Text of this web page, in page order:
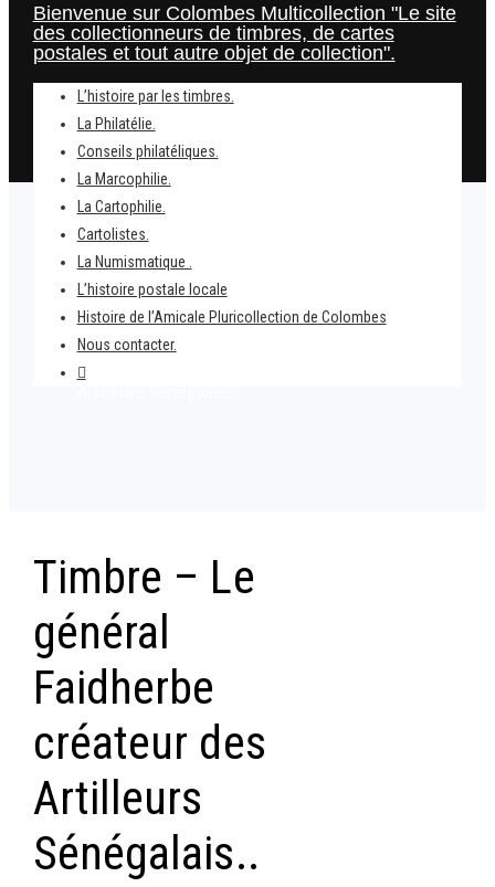
Bienvenue sur Colombes Multicollection "Le site
des collectionneurs de timbres, de cartes
postales et tout autre objet de collection".
L’histoire par les timbres.
La Philatélie.
Conseils philatéliques.
La Marcophilie.
La Cartophilie.
Cartolistes.
La Numismatique .
L’histoire postale locale
Histoire de l’Amicale Pluricollection de Colombes
Nous contacter.
Home
C’est arrivé un 21 juillet.
Timbre – Le général Faidherbe créateur des
Timbre – Le
général
Faidherbe
créateur des
Artilleurs
Sénégalais..